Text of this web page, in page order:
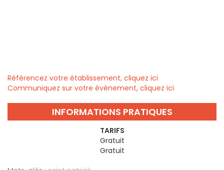
Référencez votre établissement, cliquez ici
Communiquez sur votre évènement, cliquez ici
INFORMATIONS PRATIQUES
TARIFS
Gratuit
Gratuit